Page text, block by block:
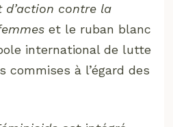
contre la
et le ruban blanc
international de lutte
commises à l’égard des